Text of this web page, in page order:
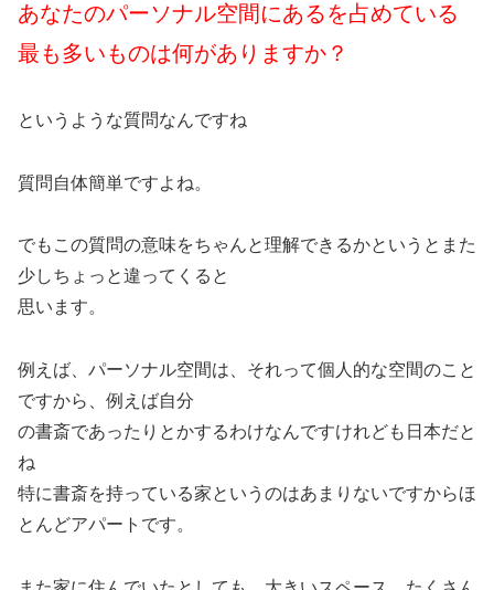
あなたのパーソナル空間にあるを占めている
最も多いものは何がありますか？
というような質問なんですね
質問自体簡単ですよね。
でもこの質問の意味をちゃんと理解できるかというとまた
少しちょっと違ってくると
思います。
例えば、パーソナル空間は、それって個人的な空間のこと
ですから、例えば自分
の書斎であったりとかするわけなんですけれども日本だと
ね
特に書斎を持っている家というのはあまりないですからほ
とんどアパートです。